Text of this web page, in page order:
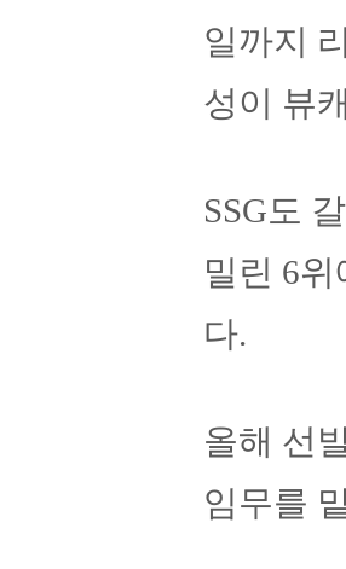
일까지
성이 뷰
SSG도
밀린 6
다.
올해 선
임무를